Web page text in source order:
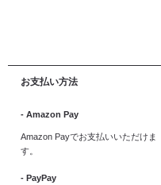
お支払い方法
- Amazon Pay
Amazon Payでお支払いいただけま
す。
- PayPay